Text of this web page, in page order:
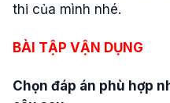
thi của mình nhé.
BÀI TẬP VẬN DỤNG
Chọn đáp án phù hợp